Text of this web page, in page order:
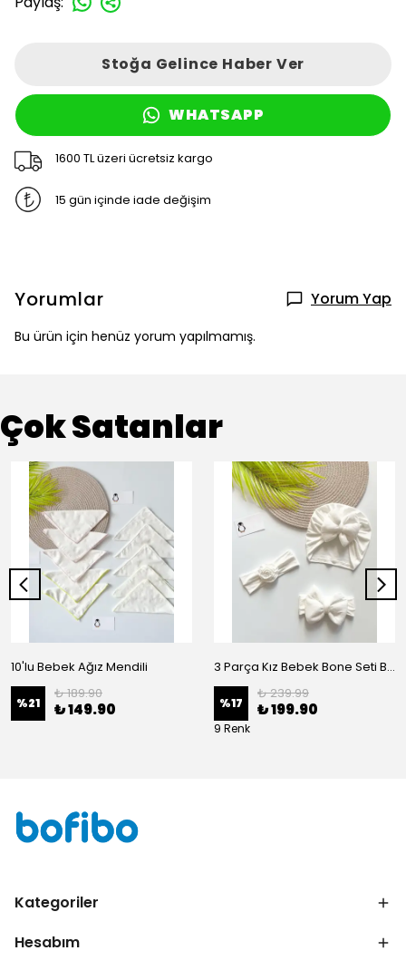
Stoğa Gelince Haber Ver
WHATSAPP
1600 TL üzeri ücretsiz kargo
15 gün içinde iade değişim
Yorumlar Yorum Yap
Bu ürün için henüz yorum yapılmamış.
Çok Satanlar
10'lu Bebek Ağız Mendili
%21
₺ 189.90
₺ 149.90
3 Parça Kız Bebek Bone Seti BN02 - Beyaz
%17
₺ 239.99
₺ 199.90
9 Renk
Kategoriler
Hesabım